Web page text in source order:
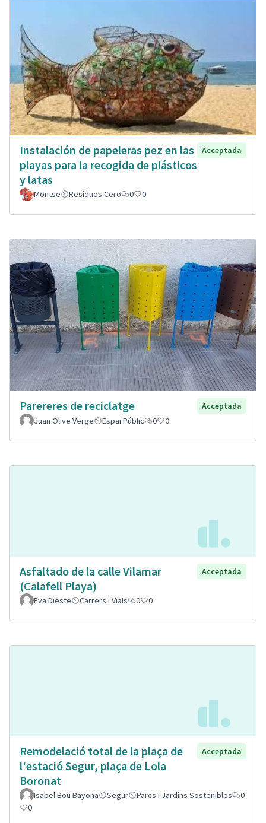
Instalación de papeleras pez en las
playas para la recogida de plásticos
y latas
Acceptada
Montse Residuos Cero 0 0
Parereres de reciclatge
Acceptada
Juan Olive Verge
Espai Públic 0 0
Asfaltado de la calle Vilamar
(Calafell Playa)
Acceptada
Eva Dieste Carrers i Vials 0 0
Remodelació total de la plaça de
l'estació Segur, plaça de Lola
Boronat
Acceptada
Isabel Bou Bayona Segur Parcs i Jardins Sostenibles
0
0